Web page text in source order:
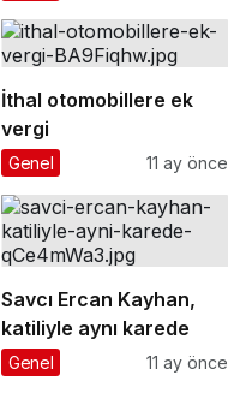
İthal otomobillere ek
vergi
Genel 11 ay önce
Savcı Ercan Kayhan,
katiliyle aynı karede
Genel 11 ay önce